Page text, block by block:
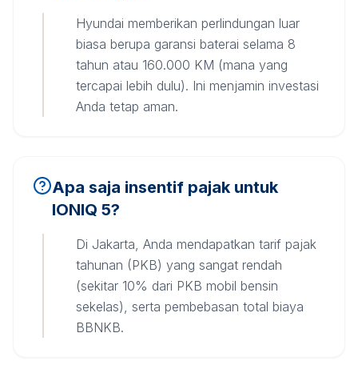
Hyundai memberikan perlindungan luar
biasa berupa garansi baterai selama 8
tahun atau 160.000 KM (mana yang
tercapai lebih dulu). Ini menjamin investasi
Anda tetap aman.
Apa saja insentif pajak untuk
IONIQ 5?
Di Jakarta, Anda mendapatkan tarif pajak
tahunan (PKB) yang sangat rendah
(sekitar 10% dari PKB mobil bensin
sekelas), serta pembebasan total biaya
BBNKB.